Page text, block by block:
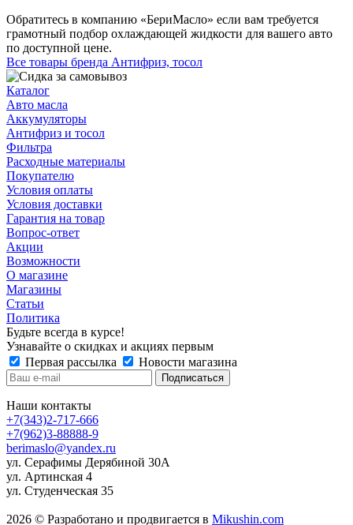
Обратитесь в компанию «БериМасло» если вам требуется
грамотный подбор охлаждающей жидкости для вашего авто
по доступной цене.
Все товары бренда Антифриз, тосол
Каталог
Авто масла
Аккумуляторы
Антифриз и тосол
Фильтра
Расходные материалы
Покупателю
Условия оплаты
Условия доставки
Гарантия на товар
Вопрос-ответ
Акции
Возможности
О магазине
Магазины
Статьи
Политика
Будьте всегда в курсе!
Узнавайте о скидках и акциях первым
Первая рассылка
Новости магазина
Наши контакты
+7(343)2-717-666
+7(962)3-88888-9
berimaslo@yandex.ru
ул. Серафимы Дерябиной 30А
ул. Артинская 4
ул. Студенческая 35
2026 © Разработано и продвигается в Mikushin.com